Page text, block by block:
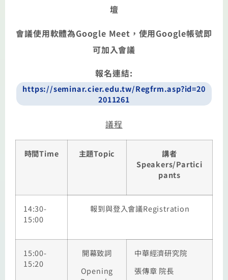
壇
會議使用軟體為Google Meet ，使用Google帳號即
可加入會議
報名連結:
https://seminar.cier.edu.tw/Regfrm.asp?id=20
2011261
議程
時間Time 主題Topic
講者
Speakers/Partici
pants
14:30-
15:00
報到與登入會議Registration
15:00-
15:20
開幕致詞
Opening
中華經濟研究院
張傳章 院長